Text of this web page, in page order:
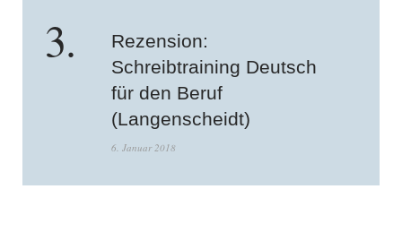
Rezension:
Schreibtraining Deutsch
für den Beruf
(Langenscheidt)
6. Januar 2018